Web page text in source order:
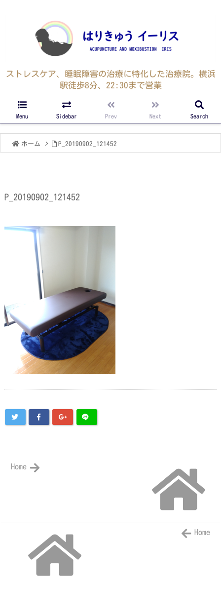
ストレスケア、睡眠障害の治療に特化した治療院。横浜
駅徒歩8分、22:30まで営業
Menu Sidebar Prev Next Search
ホーム > P_20190902_121452
P_20190902_121452
Home
Home